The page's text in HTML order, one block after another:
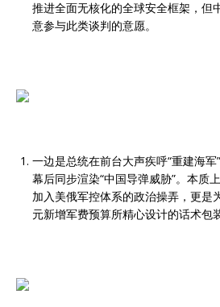
推进全面无核化的全球安全框架，但
意参与此类谈判的意愿。
一边是总统在前台大声疾呼“重建海
幕后同步渲染“中国导弹威胁”。本质
加入美俄军控体系的政治操弄，更是
元新增军费预算所精心设计的话术包装